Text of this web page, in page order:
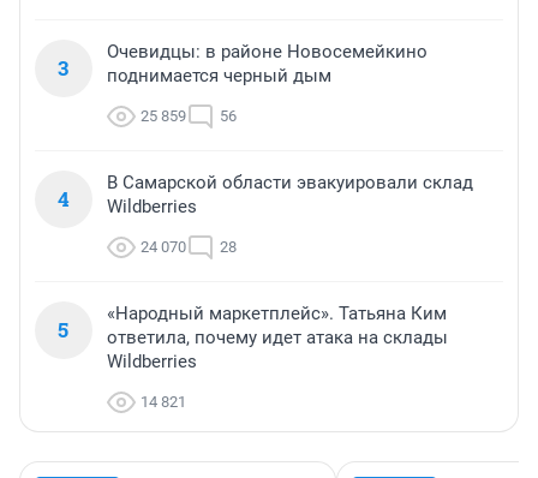
3
Очевидцы: в районе Новосемейкино
поднимается черный дым
25 859 56
4
В Самарской области эвакуировали склад
Wildberries
24 070 28
5
«Народный маркетплейс». Татьяна Ким
ответила, почему идет атака на склады
Wildberries
14 821